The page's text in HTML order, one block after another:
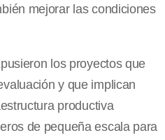
mejorar las condiciones
los proyectos que
y que implican
productiva
de pequeña escala para